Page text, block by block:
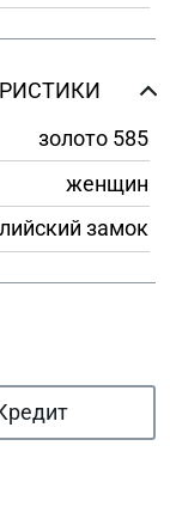
золото 585
женщин
замок